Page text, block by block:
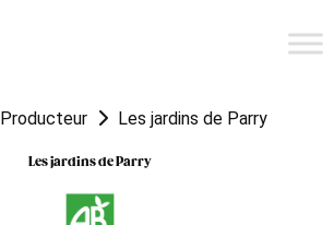
Producteur Les jardins de Parry
Les jardins de Parry